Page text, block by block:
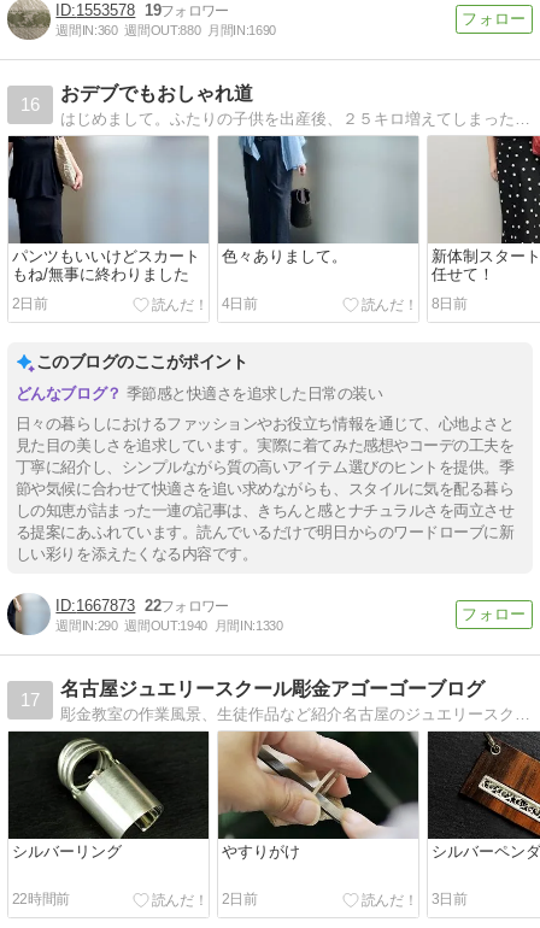
1553578 19
週間IN:360 週間OUT:880 月間IN:1690
16
おデブでもおしゃれ道
はじめまして。ふたりの子供を出産後、２５キロ増えてしまった体重。現在１６４センチ７９キロ。足に至っては２６センチ（泣）大好きなおしゃれもメイクも諦めていた日も…
パンツもいいけどスカート
もね/無事に終わりました
2日前
色々ありまして。
4日前
新体制スター
任せて！
8日前
このブログのここがポイント
季節感と快適さを追求した日常の装い
日々の暮らしにおけるファッションやお役立ち情報を通じて、心地よさと
見た目の美しさを追求しています。実際に着てみた感想やコーデの工夫を
丁寧に紹介し、シンプルながら質の高いアイテム選びのヒントを提供。季
節や気候に合わせて快適さを追い求めながらも、スタイルに気を配る暮ら
しの知恵が詰まった一連の記事は、きちんと感とナチュラルさを両立させ
る提案にあふれています。読んでいるだけで明日からのワードローブに新
しい彩りを添えたくなる内容です。
1667873 22
週間IN:290 週間OUT:1940 月間IN:1330
17
名古屋ジュエリースクール彫金アゴーゴーブログ
彫金教室の作業風景、生徒作品など紹介名古屋のジュエリースクール（彫金教室）の生徒作品及び作業内容などを講師が紹介
シルバーリング
22時間前
やすりがけ
2日前
シルバーペン
3日前